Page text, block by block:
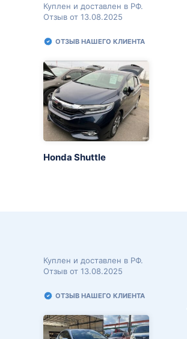
Куплен и доставлен в РФ.
Отзыв от 13.08.2025
ОТЗЫВ НАШЕГО КЛИЕНТА
Honda Shuttle
Куплен и доставлен в РФ.
Отзыв от 13.08.2025
ОТЗЫВ НАШЕГО КЛИЕНТА